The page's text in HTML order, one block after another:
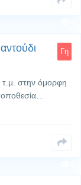
Γη
τ.μ. στην όμορφη